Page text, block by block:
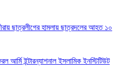
ছাত্রলীগের হামলায় ছাত্রদলের আহত ১০
আর্মি ইন্টারন্যাশনাল ইসলামিক ইনস্টিটিউট